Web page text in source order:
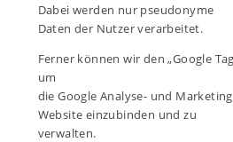
Dabei werden nur pseudonyme
Daten der Nutzer verarbeitet.
Ferner können wir den „Google
um
die Google Analyse- und
Website einzubinden und zu
verwalten.